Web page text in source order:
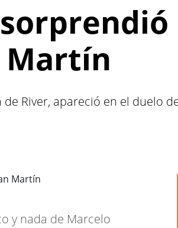
Martín
River, apareció en el duelo
y nada de Marcelo